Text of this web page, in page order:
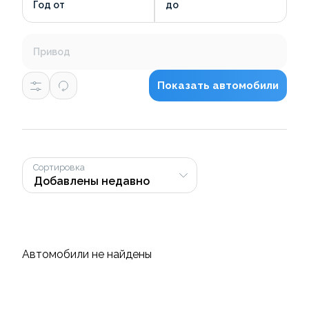
Год от до
Привод
Показать автомобили
Сортировка
Автомобили не найдены